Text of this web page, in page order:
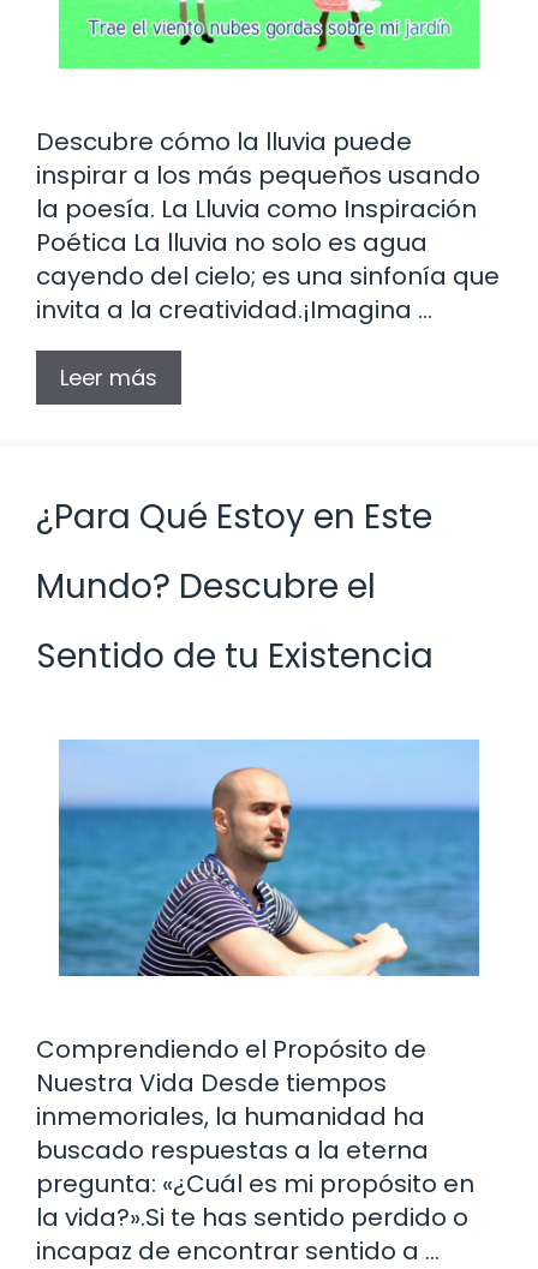
Descubre cómo la lluvia puede
inspirar a los más pequeños usando
la poesía. La Lluvia como Inspiración
Poética La lluvia no solo es agua
cayendo del cielo; es una sinfonía que
invita a la creatividad.¡Imagina …
Leer más
¿Para Qué Estoy en Este
Mundo? Descubre el
Sentido de tu Existencia
Comprendiendo el Propósito de
Nuestra Vida Desde tiempos
inmemoriales, la humanidad ha
buscado respuestas a la eterna
pregunta: «¿Cuál es mi propósito en
la vida?».Si te has sentido perdido o
incapaz de encontrar sentido a …